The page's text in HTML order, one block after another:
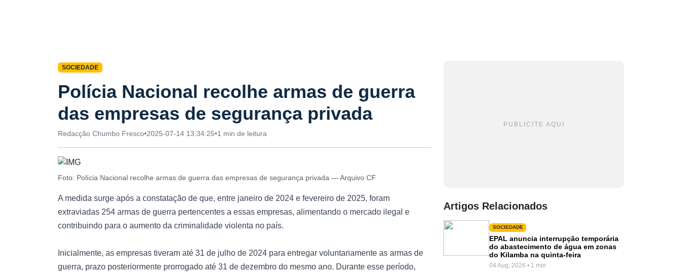
SOCIEDADE
Polícia Nacional recolhe armas de guerra
das empresas de segurança privada
Redacção Chumbo Fresco•2025-07-14 13:34:25•1 min de leitura
Foto: Polícia Nacional recolhe armas de guerra das empresas de segurança privada — Arquivo CF
A medida surge após a constatação de que, entre janeiro de 2024 e fevereiro de 2025, foram
extraviadas 254 armas de guerra pertencentes a essas empresas, alimentando o mercado ilegal e
contribuindo para o aumento da criminalidade violenta no país.
Inicialmente, as empresas tiveram até 31 de julho de 2024 para entregar voluntariamente as armas de
guerra, prazo posteriormente prorrogado até 31 de dezembro do mesmo ano. Durante esse período,
PUBLICITE AQUI
Artigos Relacionados
SOCIEDADE
EPAL anuncia interrupção temporária
do abastecimento de água em zonas
do Kilamba na quinta-feira
04 Aug, 2026 • 1 min